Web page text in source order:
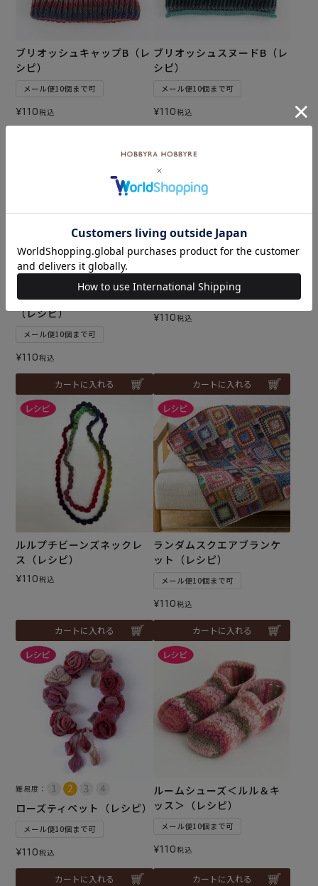
ブリオッシュキャップB（レ
シピ）
メール便10個まで可
¥110税込
ブリオッシュスヌードB（レ
シピ）
メール便10個まで可
¥110税込
リバーシブルブランケット
（レシピ）
メール便10個まで可
¥110税込
カートに入れる
ローズのモチーフ（レシピ）
¥110税込
カートに入れる
ルルプチビーンズネックレ
ス（レシピ）
¥110税込
カートに入れる
ランダムスクエアブランケ
ット（レシピ）
メール便10個まで可
¥110税込
カートに入れる
難易度：
ローズティペット（レシピ）
メール便10個まで可
¥110税込
カートに入れる
ルームシューズ＜ルル＆キ
ッス＞（レシピ）
メール便10個まで可
¥110税込
カートに入れる